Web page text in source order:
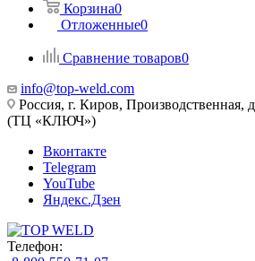
Корзина0
Отложенные0
Сравнение товаров0
info@top-weld.com
Россия, г. Киров, Производственная,
(ТЦ «КЛЮЧ»)
Вконтакте
Telegram
YouTube
Яндекс.Дзен
Телефон: